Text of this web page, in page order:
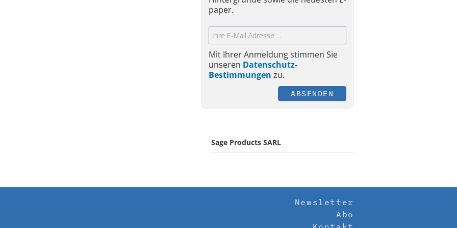
paper.
Mit Ihrer Anmeldung stimmen Sie
unseren Datenschutz-
Bestimmungen zu.
ABSENDEN
Sage Products SARL
Newsletter
Abo